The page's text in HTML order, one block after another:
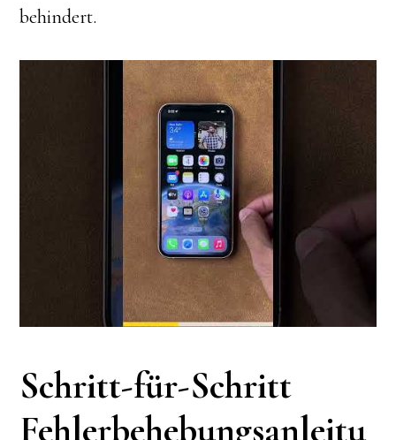
behindert.
Schritt-für-Schritt
Fehlerbehebungsanleitu